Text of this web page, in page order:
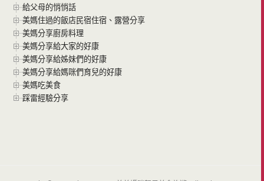
給父母的悄悄話
美媽住過的飯店民宿住宿、露營分享
美媽分享廚房料理
美媽分享給大家的好康
美媽分享給姊妹們的好康
美媽分享給媽咪們育兒的好康
美媽吃美食
踩雷經驗分享